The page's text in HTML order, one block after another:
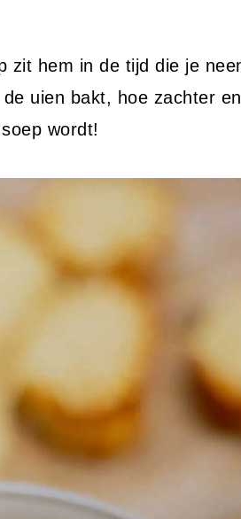
zit hem in de tijd die je
uien bakt, hoe zachter en
wordt!